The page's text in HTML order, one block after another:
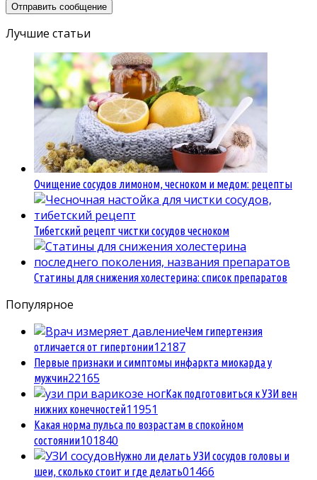
Лучшие статьи
Очищение сосудов лимоном, чесноком и медом: рецепты
Тибетский рецепт чистки сосудов чесноком
Статины для снижения холестерина: список препаратов
Популярное
Чем гипертензия
отличается от гипертонии12187
Первые признаки и симптомы инфаркта миокарда у
мужчин22165
Как подготовиться к УЗИ вен
нижних конечностей1 1951
Какая норма пульса по возрастам в спокойном
состоянии101840
Нужно ли делать УЗИ сосудов головы и
шеи, сколько стоит и где делать01466